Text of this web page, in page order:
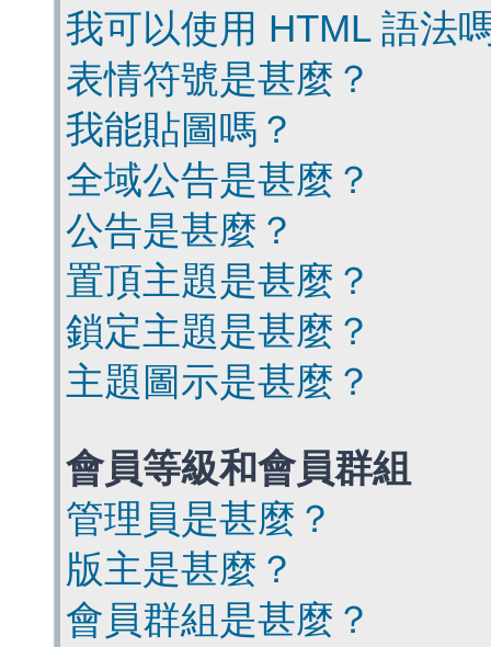
我可以使用 HTML 語法
表情符號是甚麼？
我能貼圖嗎？
全域公告是甚麼？
公告是甚麼？
置頂主題是甚麼？
鎖定主題是甚麼？
主題圖示是甚麼？
會員等級和會員群組
管理員是甚麼？
版主是甚麼？
會員群組是甚麼？